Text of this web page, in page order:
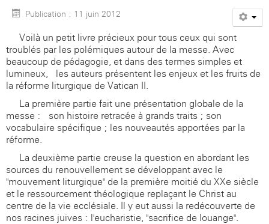
Agenda
Publication : 11 juin 2012
Voilà un petit livre précieux pour tous ceux qui sont
troublés par les polémiques autour de la messe. Avec
beaucoup de pédagogie, et dans des termes simples et
lumineux, les auteurs présentent les enjeux et les fruits de
la réforme liturgique de Vatican II.
La première partie fait une présentation globale de la
messe : son histoire retracée à grands traits ; son
vocabulaire spécifique ; les nouveautés apportées par la
réforme.
La deuxième partie creuse la question en abordant les
sources du renouvellement se développant avec le
"mouvement liturgique" de la première moitié du XXe siècle
et le ressourcement théologique replaçant le Christ au
centre de la vie ecclésiale. Il y eut aussi la redécouverte de
nos racines juives : l'eucharistie, "sacrifice de louange".